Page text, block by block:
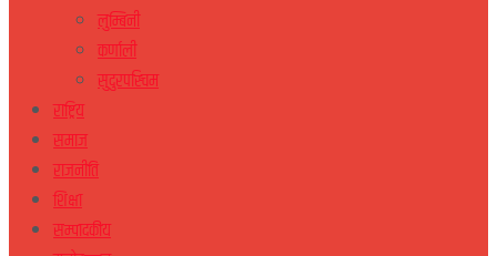
लुम्बिनी
कर्णाली
सुदुरपस्चिम
राष्ट्रिय
समाज
राजनीति
शिक्षा
सम्पादकीय